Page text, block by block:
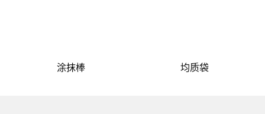
涂抹棒 均质袋